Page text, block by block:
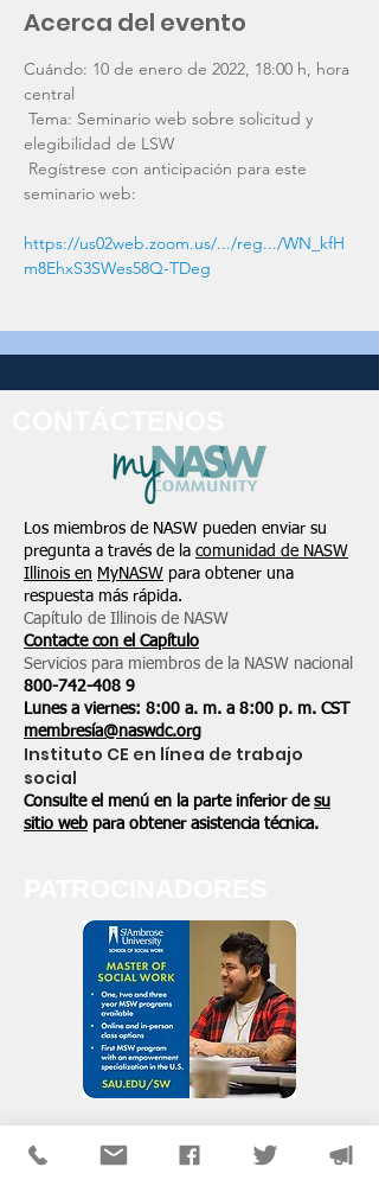
Acerca del evento
Cuándo: 10 de enero de 2022, 18:00 h, hora
central
elegibilidad de LSW
seminario web:
https://us02web.zoom.us/.../reg.../WN_kfH
m8EhxS3SWes58Q-TDeg
Los miembros de NASW pueden enviar su
pregunta a través de la comunidad de NASW
Illinois en MyNASW para obtener una
respuesta más rápida.
Capítulo de Illinois de NASW
Contacte con el Capítulo
Servicios para miembros de la NASW nacional
800-742-408 9
Lunes a viernes: 8:00 a. m. a 8:00 p. m. CST
membresía@naswdc.org
Instituto CE en línea de trabajo
social
Consulte el menú en la parte inferior de su
sitio web para obtener asistencia técnica.